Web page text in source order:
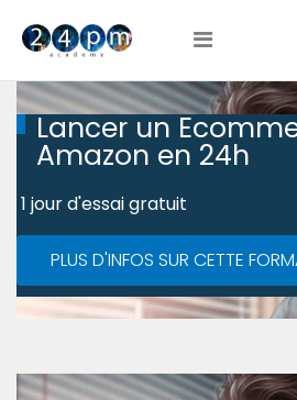
Lancer un
Amazon en 24h
1 jour d'essai gratuit
PLUS D'INFOS SUR CETTE